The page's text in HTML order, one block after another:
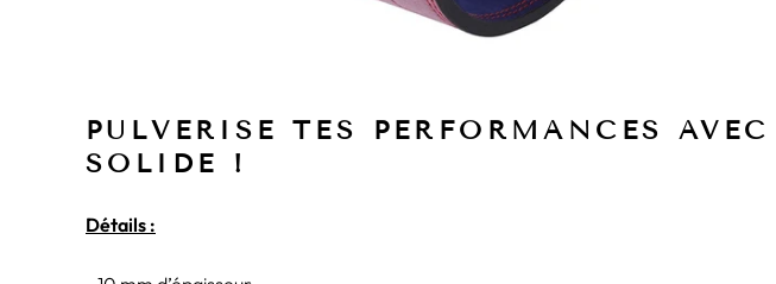
PULVERISE TES PERFORMANCES
SOLIDE !
Détails :